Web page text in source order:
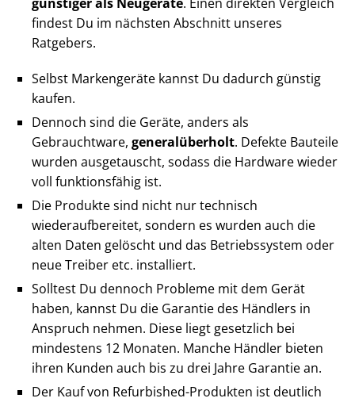
findest Du im nächsten Abschnitt unseres
Ratgebers.
Selbst Markengeräte kannst Du dadurch günstig
kaufen.
Dennoch sind die Geräte, anders als
Gebrauchtware, generalüberholt. Defekte Bauteile
wurden ausgetauscht, sodass die Hardware wieder
voll funktionsfähig ist.
Die Produkte sind nicht nur technisch
wiederaufbereitet, sondern es wurden auch die
alten Daten gelöscht und das Betriebssystem oder
neue Treiber etc. installiert.
Solltest Du dennoch Probleme mit dem Gerät
haben, kannst Du die Garantie des Händlers in
Anspruch nehmen. Diese liegt gesetzlich bei
mindestens 12 Monaten. Manche Händler bieten
ihren Kunden auch bis zu drei Jahre Garantie an.
Der Kauf von Refurbished-Produkten ist deutlich